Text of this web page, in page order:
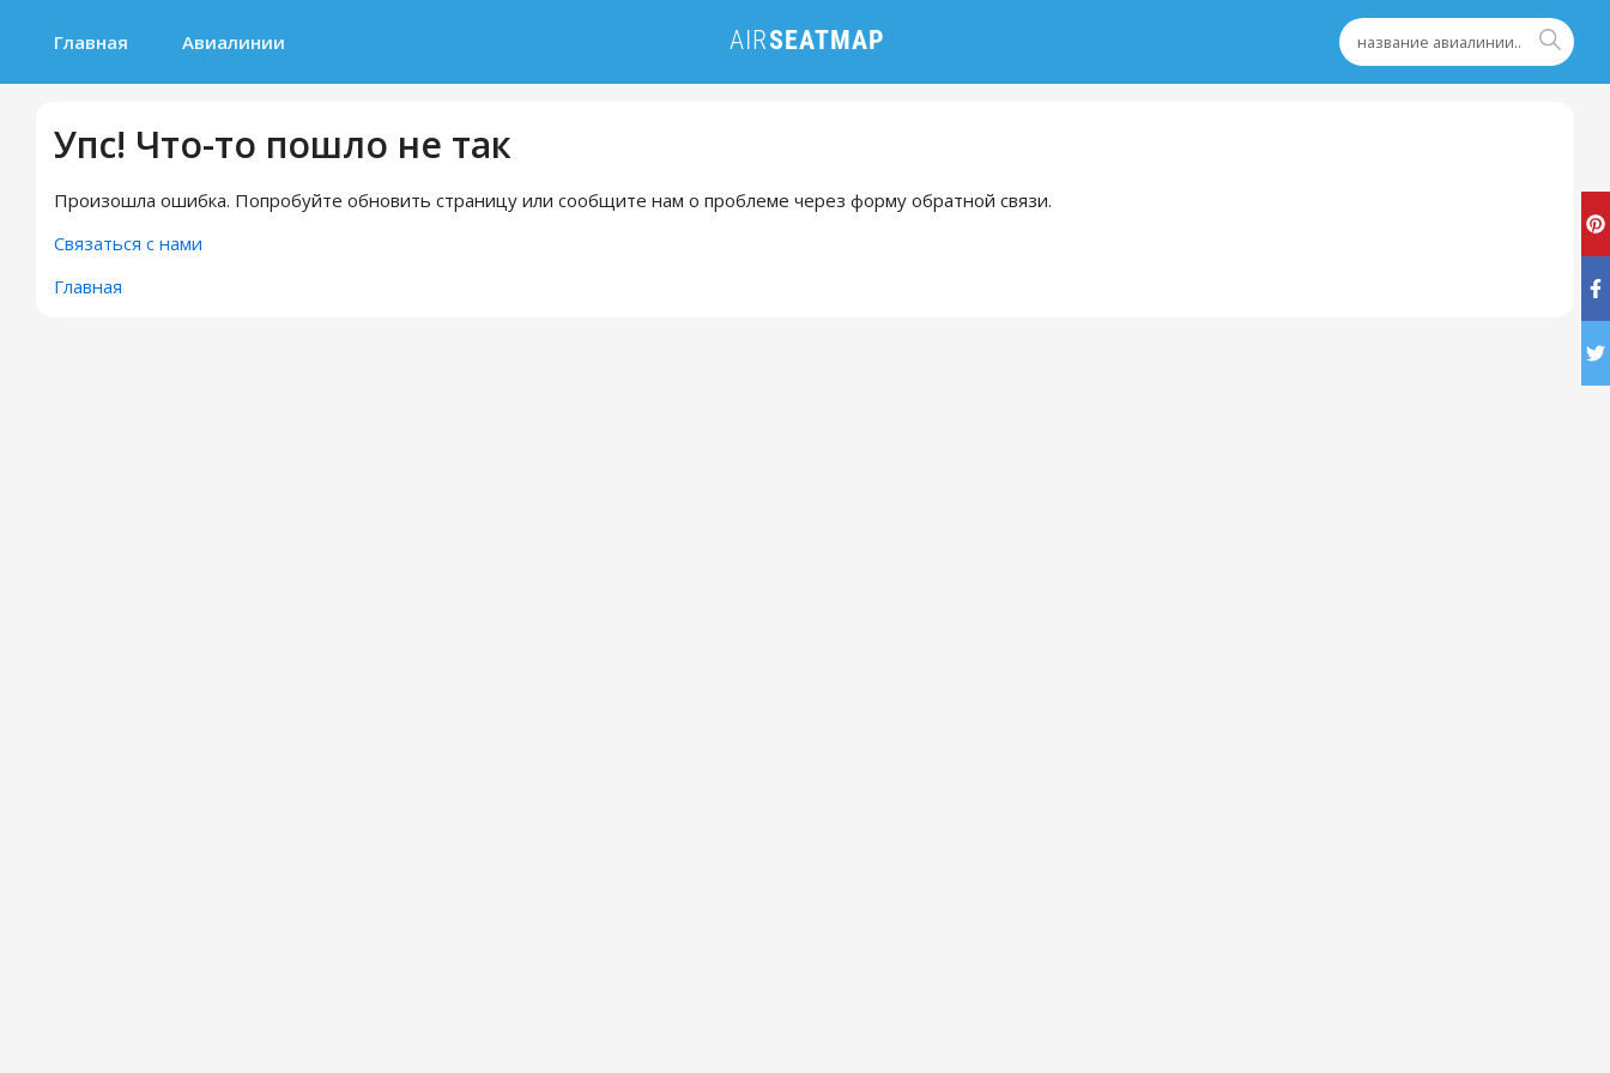
Главная Авиалинии
Упс! Что-то пошло не так
Произошла ошибка. Попробуйте обновить страницу или сообщите нам о проблеме через форму обратной связи.
Связаться с нами
Главная